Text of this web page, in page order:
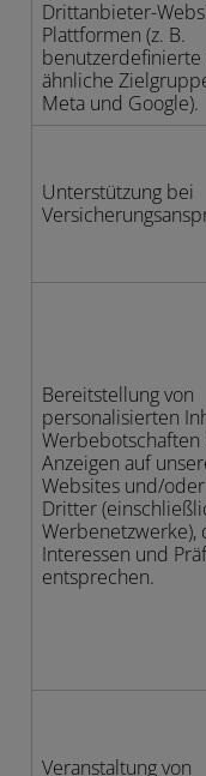
Drittanbieter-
Plattformen (z. B.
ähnliche
Meta und Google).
Unterstützung bei
Bereitstellung von
personalisierten
Werbebotschaften
Anzeigen auf
Websites und/
Dritter
Werbenetzwerke),
Interessen und
entsprechen.
Veranstaltung von